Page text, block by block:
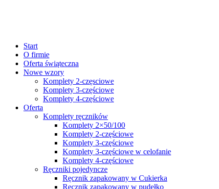
Start
O firmie
Oferta świąteczna
Nowe wzory
Komplety 2-częsciowe
Komplety 3-częściowe
Komplety 4-częściowe
Oferta
Komplety ręczników
Komplety 2×50/100
Komplety 2-częściowe
Komplety 3-częściowe
Komplety 3-częściowe w celofanie
Komplety 4-częściowe
Ręczniki pojedyncze
Ręcznik zapakowany w Cukierka
Ręcznik zapakowany w pudełko